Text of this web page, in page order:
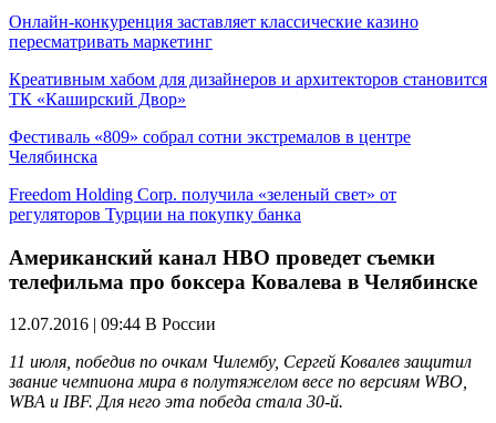
Онлайн-конкуренция заставляет классические казино
пересматривать маркетинг
Креативным хабом для дизайнеров и архитекторов становится
ТК «Каширский Двор»
Фестиваль «809» собрал сотни экстремалов в центре
Челябинска
Freedom Holding Corp. получила «зеленый свет» от
регуляторов Турции на покупку банка
Американский канал HBO проведет съемки
телефильма про боксера Ковалева в Челябинске
12.07.2016 | 09:44 В России
11 июля, победив по очкам Чилембу, Сергей Ковалев защитил
звание чемпиона мира в полутяжелом весе по версиям WBO,
WBA и IBF. Для него эта победа стала 30-й.